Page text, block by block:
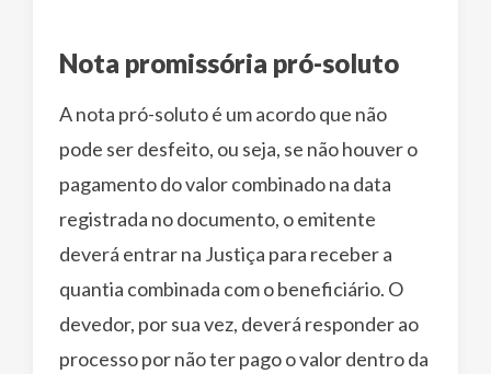
Nota promissória pró-soluto
A nota pró-soluto é um acordo que não
pode ser desfeito, ou seja, se não houver o
pagamento do valor combinado na data
registrada no documento, o emitente
deverá entrar na Justiça para receber a
quantia combinada com o beneficiário. O
devedor, por sua vez, deverá responder ao
processo por não ter pago o valor dentro da